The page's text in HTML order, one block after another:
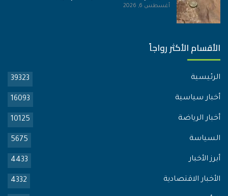
أغسطس 6, 2026
الأقسام الأكثر رواجاً
الرئيسية 39323
أخبار سياسية 16093
أخبار الرياضة 10125
السياسة 5675
أبرز الأخبار 4433
الأخبار الاقتصادية 4332